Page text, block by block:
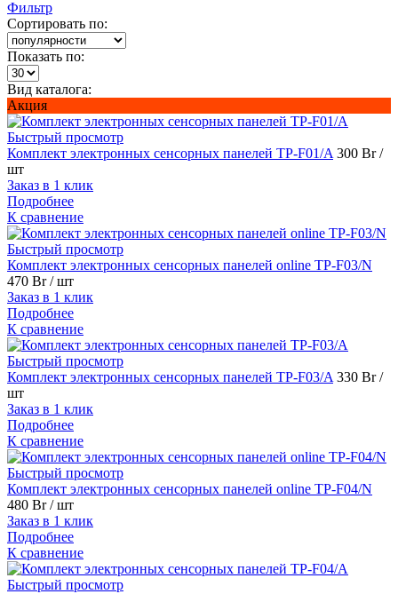
Фильтр
Сортировать по:
Показать по:
Вид каталога:
Акция
Быстрый просмотр
Комплект электронных сенсорных панелей TP-F01/A 300 Br/
шт
Заказ в 1 клик
Подробнее
К сравнение
Быстрый просмотр
Комплект электронных сенсорных панелей online TP-F03/N
470 Br/ шт
Заказ в 1 клик
Подробнее
К сравнение
Быстрый просмотр
Комплект электронных сенсорных панелей TP-F03/A 330 Br/
шт
Заказ в 1 клик
Подробнее
К сравнение
Быстрый просмотр
Комплект электронных сенсорных панелей online TP-F04/N
480 Br/ шт
Заказ в 1 клик
Подробнее
К сравнение
Быстрый просмотр